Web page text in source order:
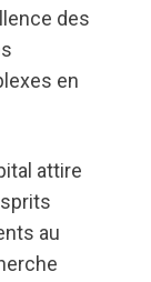
des
en
attire
au